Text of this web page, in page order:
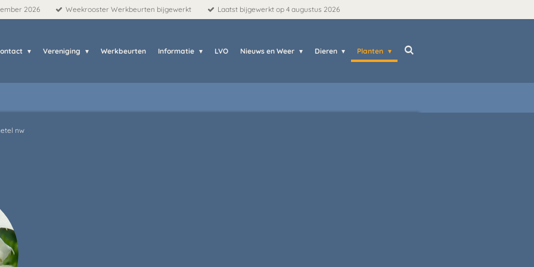
2026 Weekrooster Werkbeurten bijgewerkt Laatst bijgewerkt op 4 augustus 2026
Vereniging Werkbeurten Informatie LVO Nieuws en Weer Dieren Planten
nw